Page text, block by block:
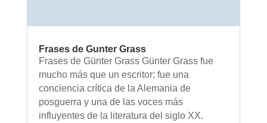
Frases de Gunter Grass
Frases de Günter Grass Günter Grass fue
mucho más que un escritor; fue una
conciencia crítica de la Alemania de
posguerra y una de las voces más
influyentes de la literatura del siglo XX.